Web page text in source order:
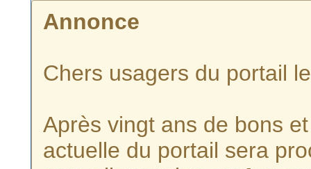
Annonce
Chers usagers du portail
Après vingt ans de bons
actuelle du portail sera